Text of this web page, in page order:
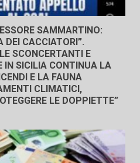
SAMMARTINO:
DEI CACCIATORI”.
SCONCERTANTI E
IN SICILIA CONTINUA LA
E LA FAUNA
CLIMATICI,
LE DOPPIETTE”